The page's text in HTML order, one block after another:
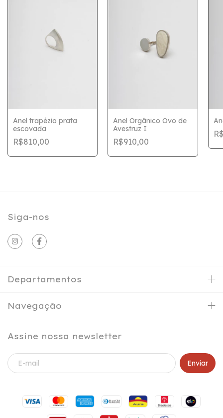
Anel trapézio prata
escovada
R$810,00
Anel Orgânico Ovo de
Avestruz I
R$910,00
Siga-nos
Departamentos
Navegação
Assine nossa newsletter